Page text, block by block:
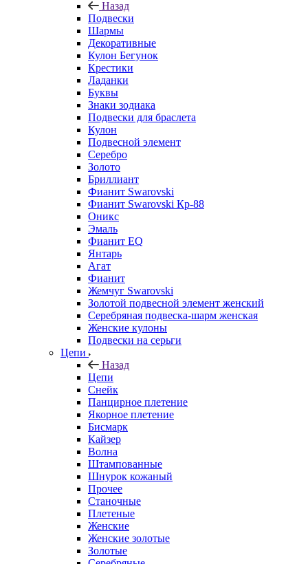
Назад
Подвески
Шармы
Декоративные
Кулон Бегунок
Крестики
Ладанки
Буквы
Знаки зодиака
Подвески для браслета
Кулон
Подвесной элемент
Серебро
Золото
Бриллиант
Фианит Swarovski
Фианит Swarovski Кр-88
Оникс
Эмаль
Фианит EQ
Янтарь
Агат
Фианит
Жемчуг Swarovski
Золотой подвесной элемент женcкий
Серебряная подвеска-шарм женская
Женские кулоны
Подвески на серьги
Цепи
Назад
Цепи
Снейк
Панцирное плетение
Якорное плетение
Бисмарк
Кайзер
Волна
Штампованные
Шнурок кожаный
Прочее
Станочные
Плетеные
Женские
Женские золотые
Золотые